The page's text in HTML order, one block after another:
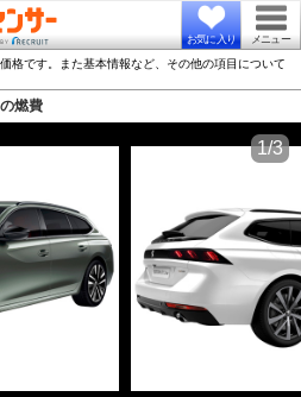
お気に入り メニュー
格です。また基本情報など、その他の項目について
燃費
1/3